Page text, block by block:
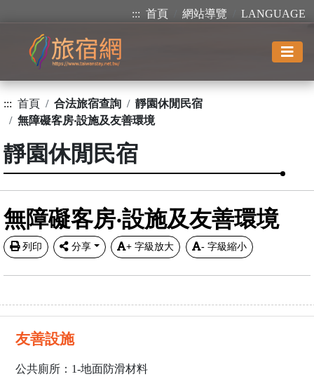
::: 首頁 網站導覽 LANGUAGE
::: 首頁 合法旅宿查詢
靜園休閒民宿
無障礙客房‧設施及友善環境
靜園休閒民宿
無障礙客房‧設施及友善環境
列印 分享 + 字級放大 - 字級縮小
友善設施
公共廁所：1-地面防滑材料